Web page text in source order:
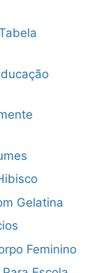
Gelatina
Feminino